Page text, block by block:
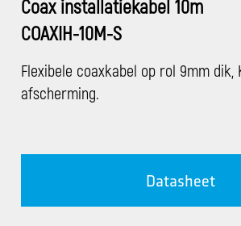
Coax installatiekabel 10m
COAXIH-10M-S
Flexibele coaxkabel op rol 9mm dik,
afscherming.
Datasheet